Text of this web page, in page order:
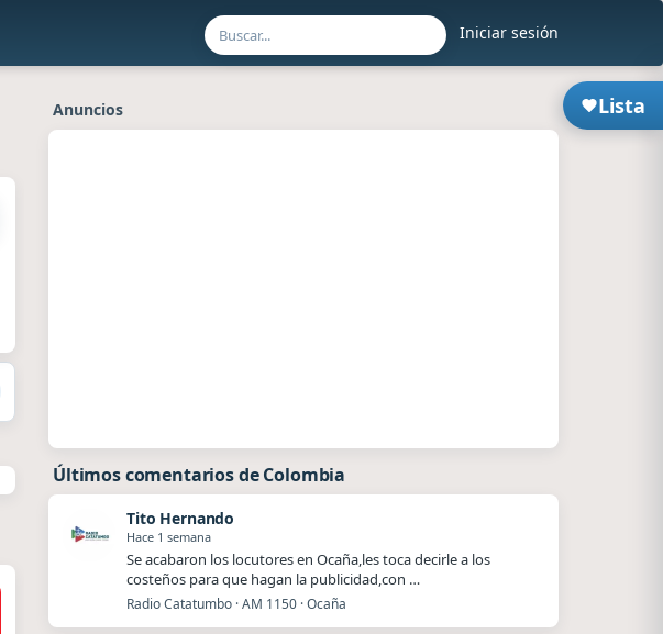
Iniciar sesión
Lista
Anuncios
Últimos comentarios de Colombia
Tito Hernando
Hace 1 semana
Se acabaron los locutores en Ocaña,les toca decirle a los
costeños para que hagan la publicidad,con …
Radio Catatumbo · AM 1150 · Ocaña